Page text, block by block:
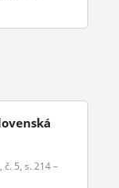
5, s. 214 –